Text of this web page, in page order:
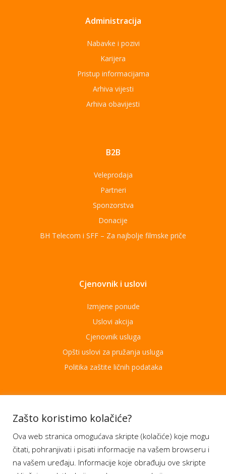
Administracija
Nabavke i pozivi
Karijera
Pristup informacijama
Arhiva vijesti
Arhiva obavijesti
B2B
Veleprodaja
Partneri
Sponzorstva
Donacije
BH Telecom i SFF – Za najbolje filmske priče
Cjenovnik i uslovi
Izmjene ponude
Uslovi akcija
Cjenovnik usluga
Opšti uslovi za pružanja usluga
Politika zaštite ličnih podataka
Aplikacije
Moj BH Telecom
Dostupnost usluga
Moja webTV
Zašto koristimo kolačiće?
Ova web stranica omogućava skripte (kolačiće) koje mogu
čitati, pohranjivati i pisati informacije na vašem browseru i
na vašem uređaju. Informacije koje obrađuju ove skripte